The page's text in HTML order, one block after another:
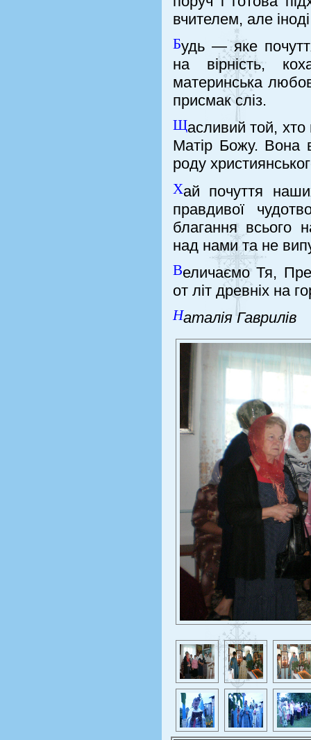
вчителем, але
Будь — яке
на вірність,
материнська
присмак сліз.
Щасливий той,
Матір Божу. Вона
роду
Хай почуття
правдивої
благання всього
над нами та не
Величаємо Тя,
от літ древніх на
Наталія Гаврилів